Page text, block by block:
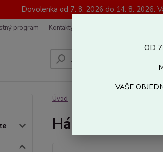
Dovolenka od 7. 8. 2026 do 14. 8. 2026.
program Kontakty
Úvod
Háčik Tulip
OD
VAŠE